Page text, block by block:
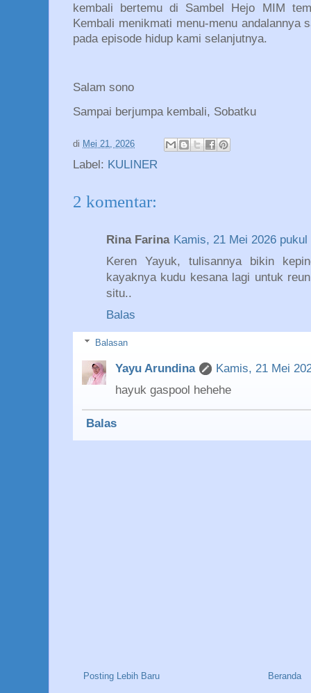
kembali bertemu di Sambel Hejo MIM
Kembali menikmati menu-menu andalannya
pada episode hidup kami selanjutnya.
Salam sono
Sampai berjumpa kembali, Sobatku
di Mei 21, 2026
Label: KULINER
2 komentar:
Rina Farina Kamis, 21 Mei 2026
Keren Yayuk, tulisannya bikin
kayaknya kudu kesana lagi untuk
situ..
Balas
Balasan
Yayu Arundina
Kamis, 21 Mei
hayuk gaspool hehehe
Balas
Posting Lebih Baru Beranda